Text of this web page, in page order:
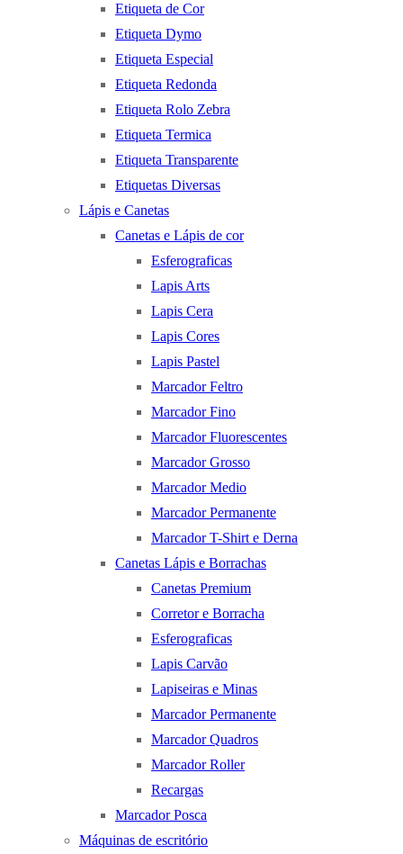
Etiqueta de Cor
Etiqueta Dymo
Etiqueta Especial
Etiqueta Redonda
Etiqueta Rolo Zebra
Etiqueta Termica
Etiqueta Transparente
Etiquetas Diversas
Lápis e Canetas
Canetas e Lápis de cor
Esferograficas
Lapis Arts
Lapis Cera
Lapis Cores
Lapis Pastel
Marcador Feltro
Marcador Fino
Marcador Fluorescentes
Marcador Grosso
Marcador Medio
Marcador Permanente
Marcador T-Shirt e Derna
Canetas Lápis e Borrachas
Canetas Premium
Corretor e Borracha
Esferograficas
Lapis Carvão
Lapiseiras e Minas
Marcador Permanente
Marcador Quadros
Marcador Roller
Recargas
Marcador Posca
Máquinas de escritório